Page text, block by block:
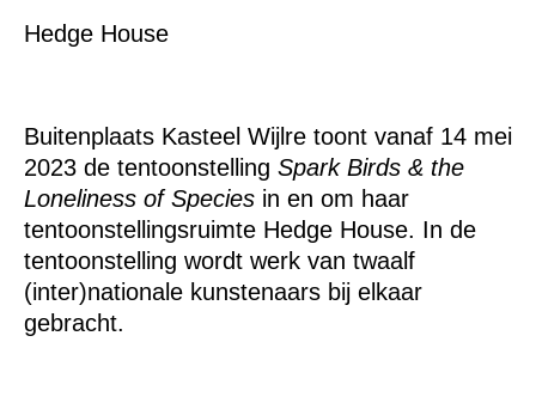
Hedge House
Buitenplaats Kasteel Wijlre toont vanaf 14 mei
2023 de tentoonstelling Spark Birds & the
Loneliness of Species in en om haar
tentoonstellingsruimte Hedge House. In de
tentoonstelling wordt werk van twaalf
(inter)nationale kunstenaars bij elkaar
gebracht.